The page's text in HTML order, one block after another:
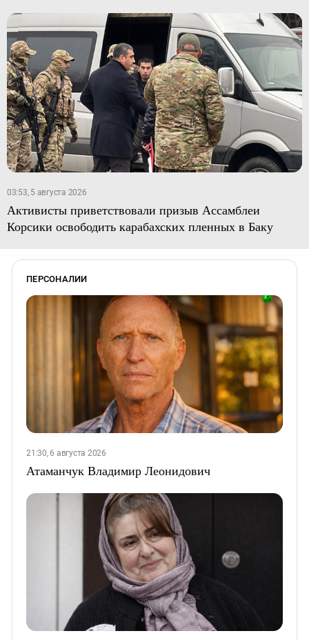
03:53, 5 августа 2026
Активисты приветствовали призыв Ассамблеи
Корсики освободить карабахских пленных в Баку
ПЕРСОНАЛИИ
21:30, 6 августа 2026
Атаманчук Владимир Леонидович